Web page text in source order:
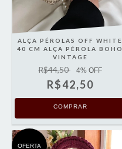
ALÇA PÉROLAS OFF WHITE
40 CM ALÇA PÉROLA BOHO
VINTAGE
R$44,50 4% OFF
R$42,50
COMPRAR
OFERTA